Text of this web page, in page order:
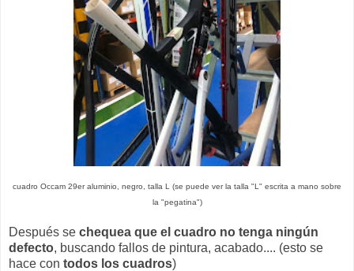
cuadro Occam 29er aluminio, negro, talla L (se puede ver la talla "L" escrita a mano sobre
la "pegatina")
Después se chequea que el cuadro no tenga ningún
defecto, buscando fallos de pintura, acabado.... (esto se
hace con todos los cuadros)